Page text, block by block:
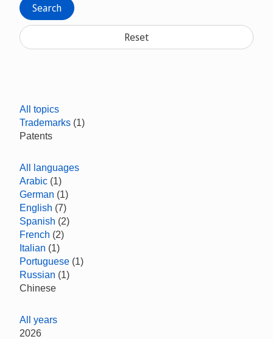
Search
Reset
All topics
Trademarks (1)
Patents
All languages
Arabic (1)
German (1)
English (7)
Spanish (2)
French (2)
Italian (1)
Portuguese (1)
Russian (1)
Chinese
All years
2026